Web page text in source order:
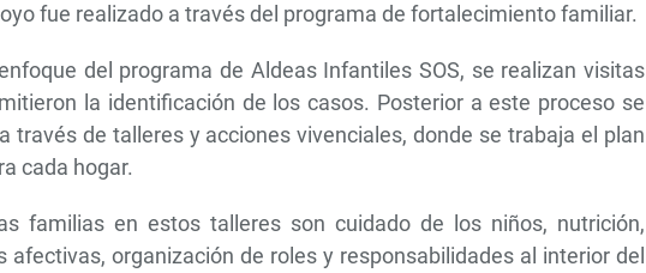
fue realizado a través del programa de fortalecimiento familiar.
del programa de Aldeas Infantiles SOS, se realizan visitas
la identificación de los casos. Posterior a este proceso se
través de talleres y acciones vivenciales, donde se trabaja el plan
cada hogar.
familias en estos talleres son cuidado de los niños, nutrición,
afectivas, organización de roles y responsabilidades al interior del